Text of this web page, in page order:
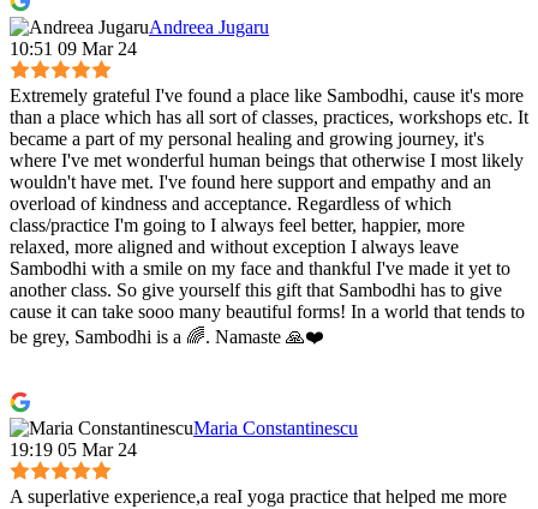
Andreea Jugaru
10:51 09 Mar 24
Extremely grateful I've found a place like Sambodhi, cause it's more
than a place which has all sort of classes, practices, workshops etc. It
became a part of my personal healing and growing journey, it's
where I've met wonderful human beings that otherwise I most likely
wouldn't have met. I've found here support and empathy and an
overload of kindness and acceptance. Regardless of which
class/practice I'm going to I always feel better, happier, more
relaxed, more aligned and without exception I always leave
Sambodhi with a smile on my face and thankful I've made it yet to
another class. So give yourself this gift that Sambodhi has to give
cause it can take sooo many beautiful forms! In a world that tends to
be grey, Sambodhi is a 🌈. Namaste 🙏❤️
Maria Constantinescu
19:19 05 Mar 24
A superlative experience,a reaI yoga practice that helped me more